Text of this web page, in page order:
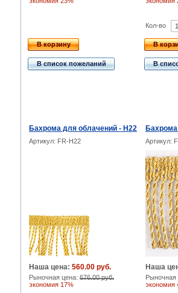
В корзину
В список пожеланий
Кол-во
В
В
Бахрома для облачений - H22
Артикул: FR-H22 Артикул:
Наша цена: 560.00 руб.
Рыночная цена: 676.00 руб.
экономия 17%
Наша
экономия